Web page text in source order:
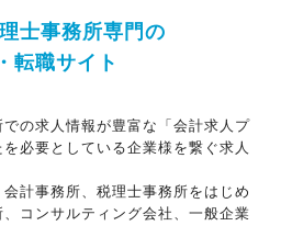
士事務所専門の
転職サイト
の求人情報が豊富な「会計求人プ
必要としている企業様を繋ぐ求人
計事務所、税理士事務所をはじめ
コンサルティング会社、一般企業